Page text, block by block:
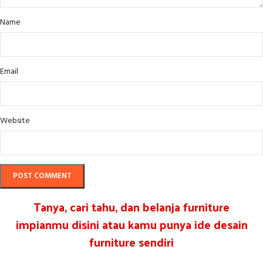
Name
Email
Website
Tanya, cari tahu, dan belanja furniture
impianmu disini atau kamu punya ide desain
furniture sendiri